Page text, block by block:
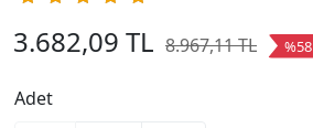
3.682,09 TL 8.967,11 TL %58
Adet